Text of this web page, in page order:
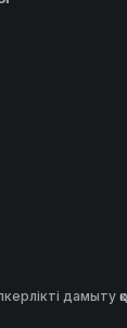
дамыту